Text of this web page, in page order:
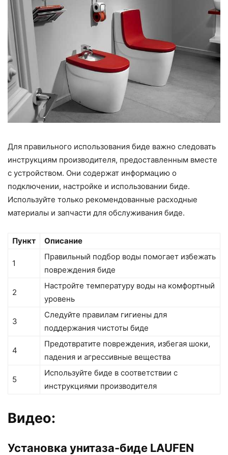
Для правильного использования биде важно следовать
инструкциям производителя, предоставленным вместе
с устройством. Они содержат информацию о
подключении, настройке и использовании биде.
Используйте только рекомендованные расходные
материалы и запчасти для обслуживания биде.
Пункт Описание
1
Правильный подбор воды помогает избежать
повреждения биде
2
Настройте температуру воды на комфортный
уровень
3
Следуйте правилам гигиены для
поддержания чистоты биде
4
Предотвратите повреждения, избегая шоки,
падения и агрессивные вещества
5
Используйте биде в соответствии с
инструкциями производителя
Видео:
Установка унитаза-биде LAUFEN